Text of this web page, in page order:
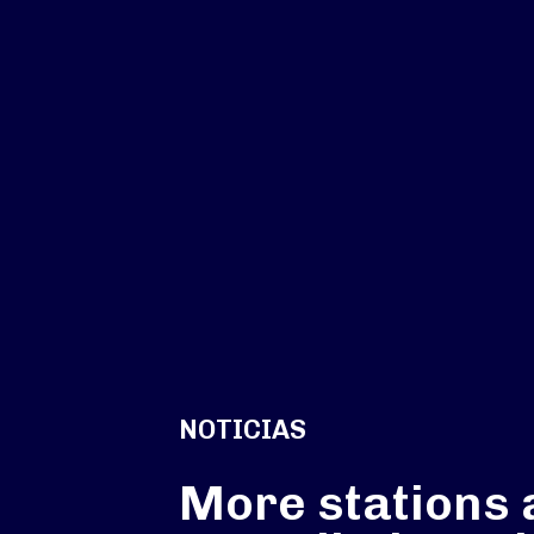
NOTICIAS
More stations